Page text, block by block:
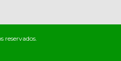
reservados.